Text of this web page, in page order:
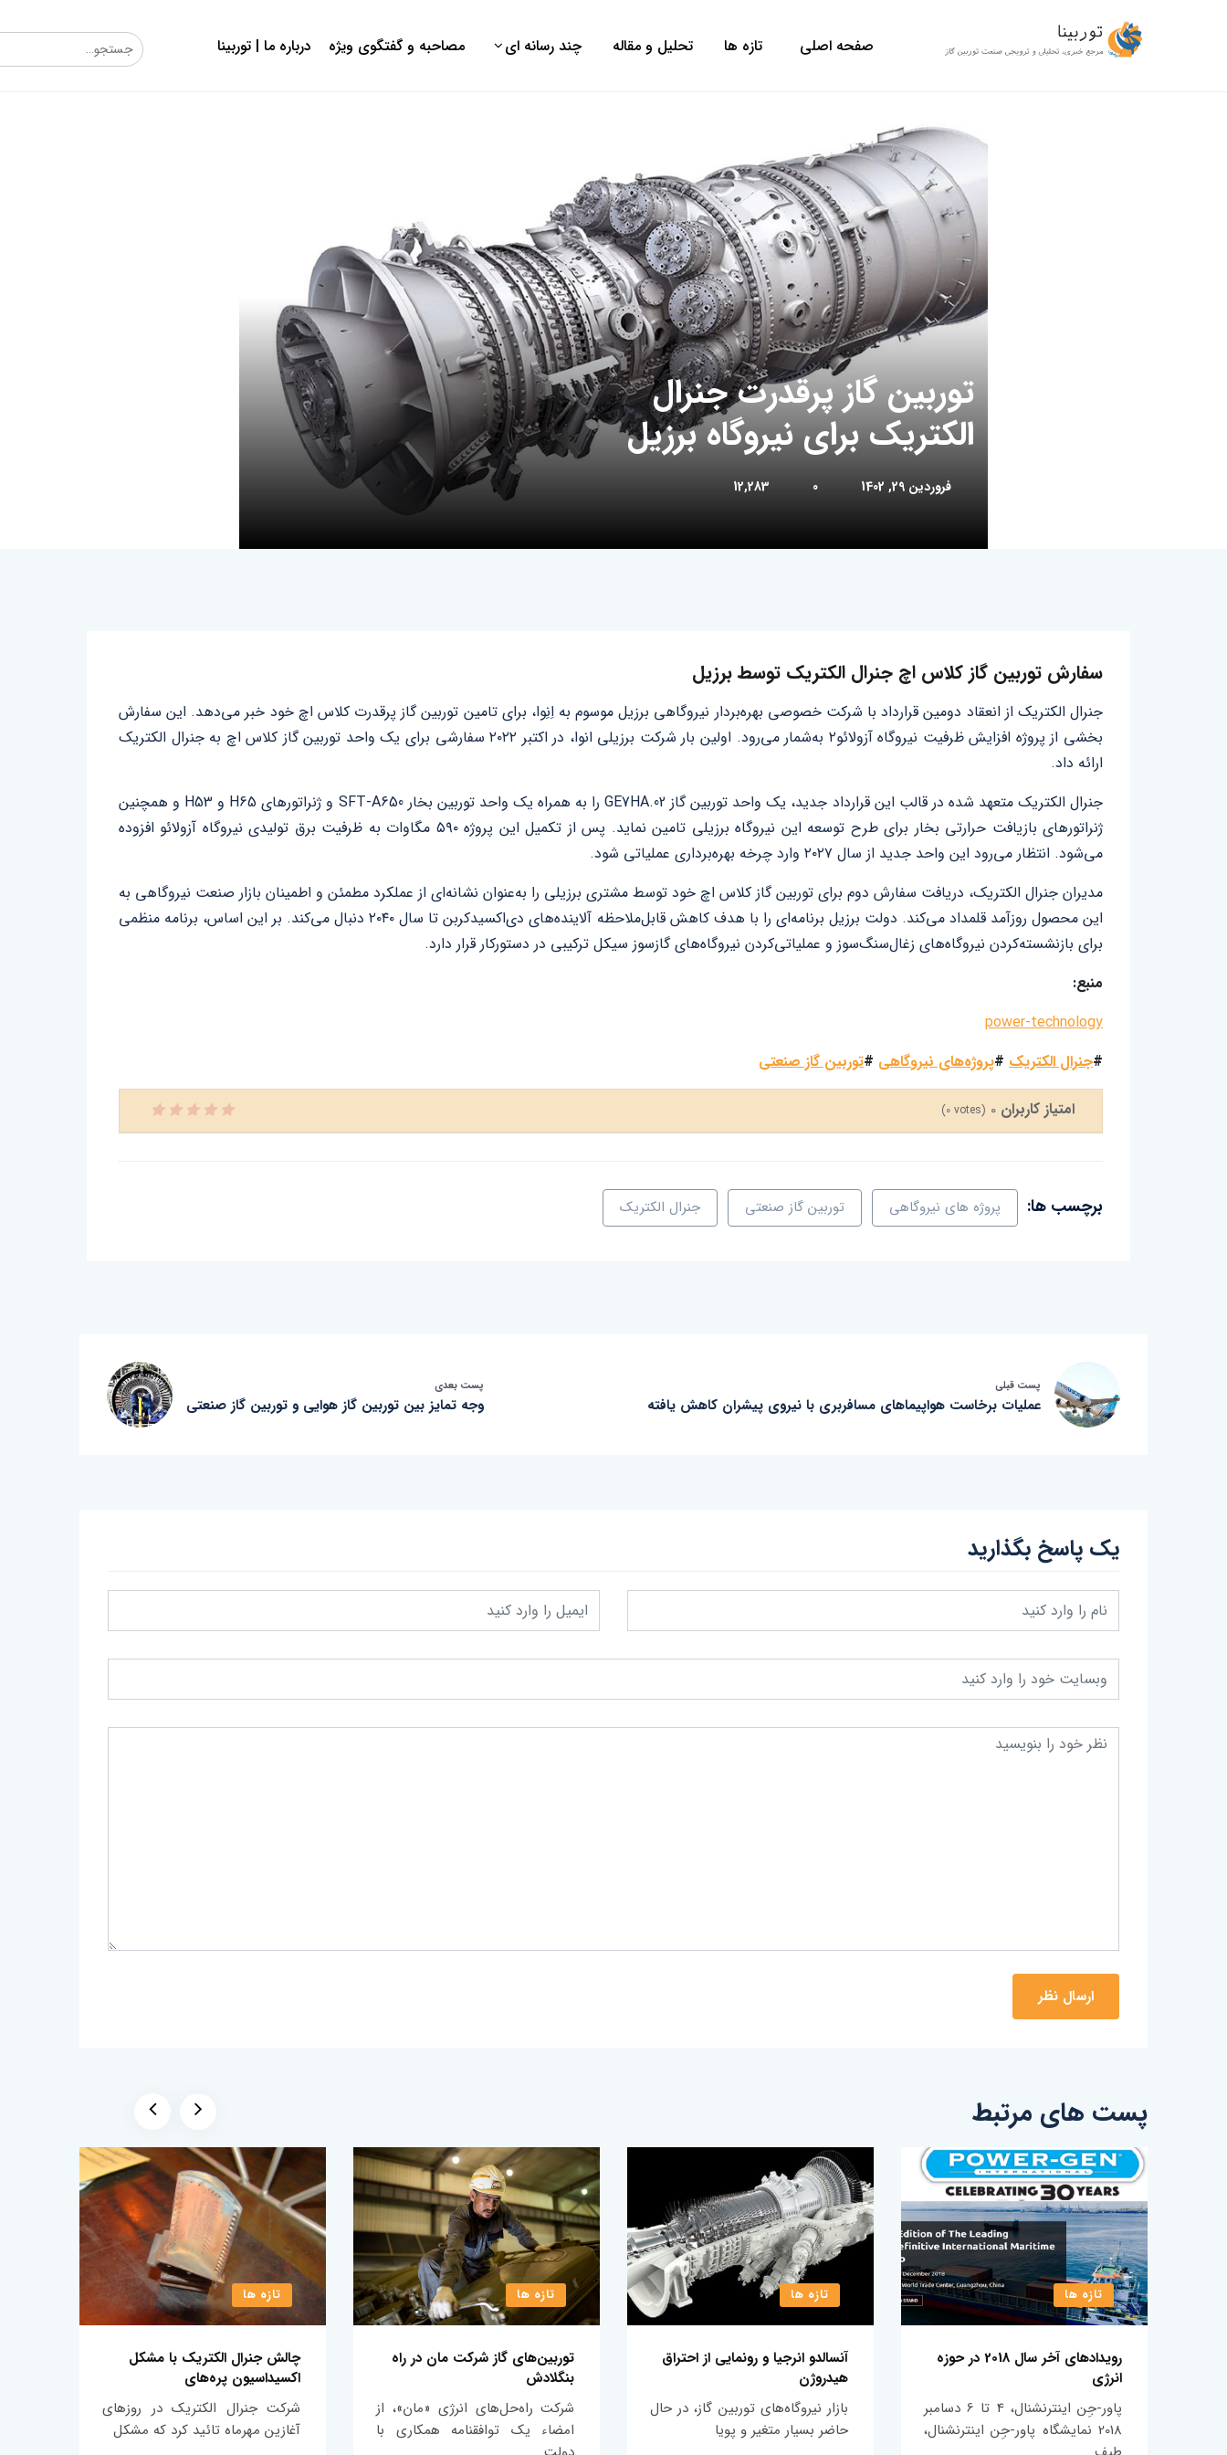
صفحه اصلی تازه ها تحلیل و مقاله چند رسانه ای مصاحبه و گفتگوی ویژه درباره ما | توربینا
توربین گاز پرقدرت جنرال
الکتریک برای نیروگاه برزیل
فروردین 29, 1402 0
12,283
سفارش توربین گاز کلاس اچ جنرال الکتریک توسط برزیل
جنرال الکتریک از انعقاد دومین قرارداد با شرکت خصوصی بهره‌بردار نیروگاهی برزیل موسوم به اِنِوا، برای تامین توربین گاز پرقدرت کلاس اچ خود خبر می‌دهد. این سفارش
بخشی از پروژه افزایش ظرفیت نیروگاه آزولائو۲ به‌شمار می‌رود. اولین بار شرکت برزیلی انوا، در اکتبر ۲۰۲۲ سفارشی برای یک واحد توربین گاز کلاس اچ به جنرال الکتریک
ارائه داد.
جنرال الکتریک متعهد شده‌ در قالب این قرارداد جدید، یک واحد توربین گاز GE7HA.02 را به همراه یک واحد توربین بخار SFT-A650 و ژنراتورهای H65 و H53 و همچنین
ژنراتورهای بازیافت حرارتی بخار برای طرح توسعه این نیروگاه برزیلی تامین نماید. پس از تکمیل این پروژه ۵۹۰ مگاوات به ظرفیت برق تولیدی نیروگاه آزولائو افزوده
می‌شود. انتظار می‌رود این واحد جدید از سال ۲۰۲۷ وارد چرخه بهره‌برداری عملیاتی شود.
مدیران جنرال الکتریک، دریافت سفارش دوم برای توربین گاز کلاس اچ خود توسط مشتری برزیلی را به‌عنوان نشانه‌ای از عملکرد مطمئن و اطمینان بازار صنعت نیروگاهی به
این محصول روزآمد قلمداد می‌کند. دولت برزیل برنامه‌ای را با هدف کاهش قابل‌ملاحظه آلاینده‌های دی‌اکسیدکربن تا سال ۲۰۴۰ دنبال می‌کند. بر این اساس، برنامه منظمی
برای بازنشسته‌کردن نیروگاه‌های زغال‌سنگ‌سوز و عملیاتی‌کردن نیروگاه‌های گازسوز سیکل ترکیبی در دستورکار قرار دارد.
منبع:
power-technology
#جنرال الکتریک #پروژه‌های نیروگاهی #توربین گاز صنعتی
امتیاز کاربران 0
(0 votes)
برچسب ها: پروژه‌‌ های نیروگاهی توربین گاز صنعتی جنرال الکتریک
پست قبلی
عملیات برخاست هواپیماهای مسافربری با نیروی پیشران کاهش یافته
پست بعدی
وجه تمایز بین توربین گاز هوایی و توربین گاز صنعتی
یک پاسخ بگذارید
پست های مرتبط
تازه ها
چالش جنرال الکتریک با مشکل
اکسیداسیون پره‌های
شرکت جنرال الکتریک در روزهای
آغازین مهرماه تائید کرد که مشکل
تازه ها
توربین‌های گاز شرکت مان در راه
بنگلادش
شرکت راه‌حل‌های انرژی «مان»، از
امضاء یک توافقنامه همکاری با
تازه ها
آنسالدو انرجیا و رونمایی از احتراق
هیدروژن
بازار نیروگاه‌های توربین گاز، در حال
حاضر بسیار متغیر و پویا
تازه ها
رویدادهای آخر سال 2018 در حوزه
انرژی
پاور-جِن اینترنشنال، 4 تا 6 دسامبر
2018 نمایشگاه پاور-جِن اینترنشنال،